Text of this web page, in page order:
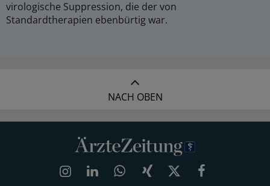
virologische Suppression, die der von
Standardtherapien ebenbürtig war.
NACH OBEN